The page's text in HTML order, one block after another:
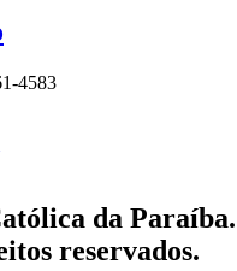
4583
da
reservados.